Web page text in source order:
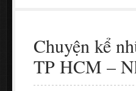
Chuyện kể
TP HCM –